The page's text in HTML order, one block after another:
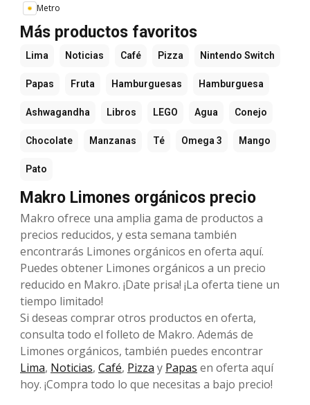
Metro
Más productos favoritos
Lima Noticias Café Pizza Nintendo Switch
Papas Fruta Hamburguesas Hamburguesa
Ashwagandha Libros LEGO Agua Conejo
Chocolate Manzanas Té Omega 3 Mango
Pato
Makro Limones orgánicos precio
Makro ofrece una amplia gama de productos a
precios reducidos, y esta semana también
encontrarás Limones orgánicos en oferta aquí.
Puedes obtener Limones orgánicos a un precio
reducido en Makro. ¡Date prisa! ¡La oferta tiene un
tiempo limitado!
Si deseas comprar otros productos en oferta,
consulta todo el folleto de Makro. Además de
Limones orgánicos, también puedes encontrar
Lima, Noticias, Café, Pizza y Papas en oferta aquí
hoy. ¡Compra todo lo que necesitas a bajo precio!